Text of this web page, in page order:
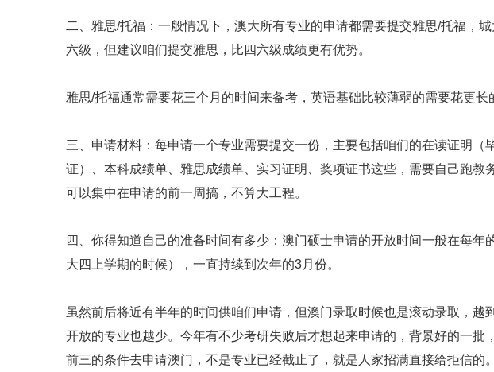
二、雅思/托福：一般情况下，澳大所有专业的申请都需要提交雅思/托福，
六级，但建议咱们提交雅思，比四六级成绩更有优势。
雅思/托福通常需要花三个月的时间来备考，英语基础比较薄弱的需要花更长
三、申请材料：每申请一个专业需要提交一份，主要包括咱们的在读证明（
证）、本科成绩单、雅思成绩单、实习证明、奖项证书这些，需要自己跑教
可以集中在申请的前一周搞，不算大工程。
四、你得知道自己的准备时间有多少：澳门硕士申请的开放时间一般在每年
大四上学期的时候），一直持续到次年的3月份。
虽然前后将近有半年的时间供咱们申请，但澳门录取时候也是滚动录取，越
开放的专业也越少。今年有不少考研失败后才想起来申请的，背景好的一批
前三的条件去申请澳门，不是专业已经截止了，就是人家招满直接给拒信的。